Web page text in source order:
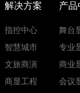
解决方案
指控中心
智慧城市
文旅商演
商显工程
产品
舞台
专业
商业
会议